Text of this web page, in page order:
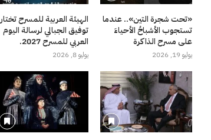
«تحت شجرة التين».. عندما
تستجوب الأشباحُ الأحياءَ
على مسرح الذاكرة
يوليو 19, 2026
الهيئة العربية للمسرح تختار
توفيق الجبالي لرسالة اليوم
العربي للمسرح 2027.
يوليو 8, 2026